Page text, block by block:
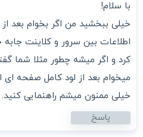
با سلام!
خیلی ببخشید من اگر بخوام بعد
کرد و اگر میشه چطور مثلا شما
میخوام بعد از لود کامل صفحه ای
خیلی ممنون میشم راهنمایی کنید.
پاسخ